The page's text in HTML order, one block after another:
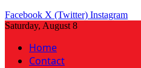
Facebook X (Twitter) Instagram
Saturday, August 8
Home
Contact